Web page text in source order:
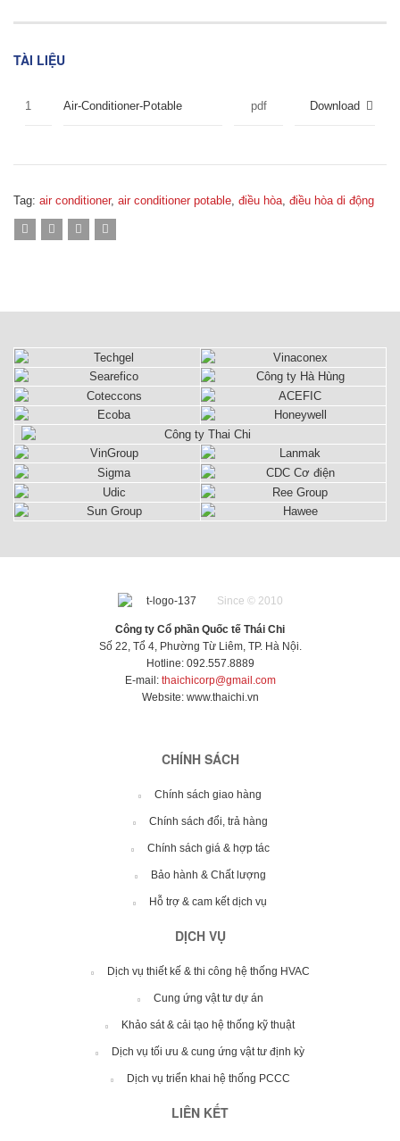
TÀI LIỆU
1 Air-Conditioner-Potable pdf Download
Tag: air conditioner, air conditioner potable, điều hòa, điều hòa di động
Since © 2010
Công ty Cổ phần Quốc tế Thái Chi
Số 22, Tổ 4, Phường Từ Liêm, TP. Hà Nội.
Hotline: 092.557.8889
E-mail: thaichicorp@gmail.com
Website: www.thaichi.vn
CHÍNH SÁCH
Chính sách giao hàng
Chính sách đổi, trả hàng
Chính sách giá & hợp tác
Bảo hành & Chất lượng
Hỗ trợ & cam kết dịch vụ
DỊCH VỤ
Dịch vụ thiết kế & thi công hệ thống HVAC
Cung ứng vật tư dự án
Khảo sát & cải tạo hệ thống kỹ thuật
Dịch vụ tối ưu & cung ứng vật tư định kỳ
Dịch vụ triển khai hệ thống PCCC
LIÊN KẾT